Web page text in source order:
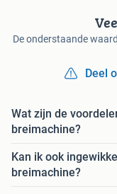
De onderstaande
Deel
Wat zijn de
breimachine?
Kan ik ook
breimachine?